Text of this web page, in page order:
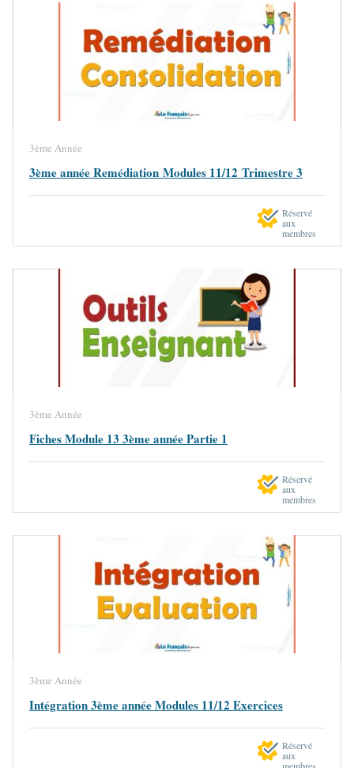
3ème Année
3ème année Remédiation Modules 11/12 Trimestre 3
Réservé
aux
membres
3ème Année
Fiches Module 13 3ème année Partie 1
Réservé
aux
membres
3ème Année
Intégration 3ème année Modules 11/12 Exercices
Réservé
aux